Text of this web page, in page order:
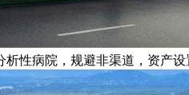
析性病院，规避非渠道，资产